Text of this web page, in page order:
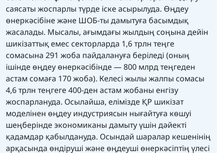
саясаты жоспарлы түрде іске асырылуда. Өңдеу
өнеркәсібіне және ШОБ-ты дамытуға басымдық
жасалады. Мысалы, ағымдағы жылдың соңына дейін
шикізаттық емес секторларда 1,6 трлн теңге
сомасына 291 жоба пайдалануға беріледі (оның
ішінде өңдеу өнеркәсібінде — 800 млрд теңгеден
астам сомаға 170 жоба). Келесі жылы жалпы сомасы
4,6 трлн теңгеге 400-ден астам жобаны енгізу
жоспарлануда. Осылайша, елімізде ҚР шикізат
моделінен өңдеу индустриясын нығайтуға көшуі
шеңберінде экономиканы дамыту үшін дәйекті
қадамдар қабылдануда. Осындай шаралар кешенінің
арқасында өндіруші және өңдеуші өнеркәсіптің үлесі